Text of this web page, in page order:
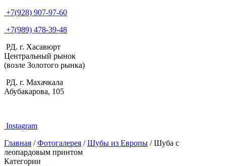
+7(928) 907-97-60
+7(989) 478-39-48
РД. г. Хасавюрт
Центральный рынок
(возле Золотого рынка)
РД. г. Махачкала
Абубакарова, 105
Instagram
Главная /Фотогалерея /Шубы из Европы /Шуба с
леопардовым принтом
Категории